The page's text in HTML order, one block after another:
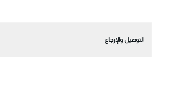
التوصيل والإرجاع